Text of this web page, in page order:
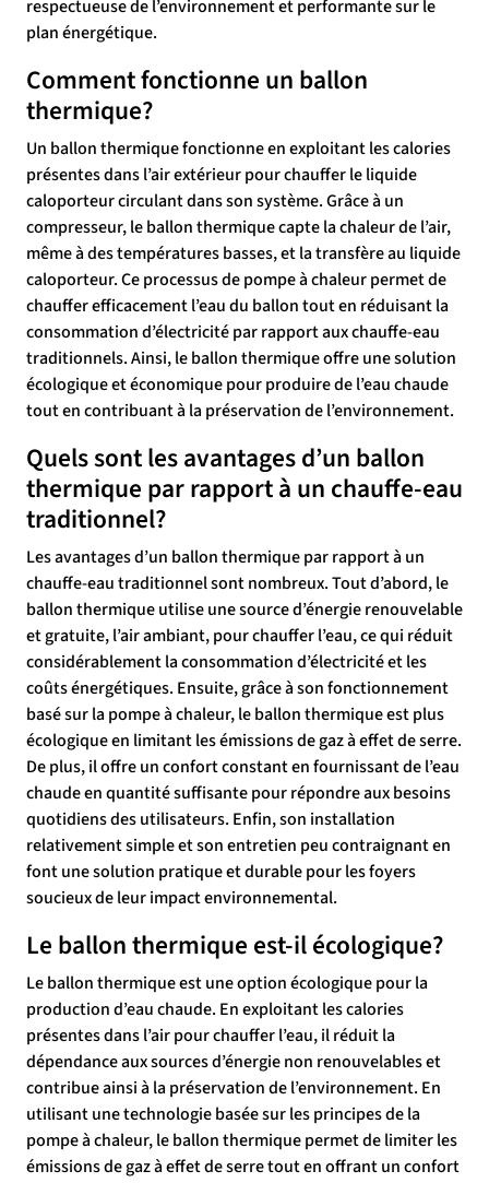
respectueuse de l’environnement et performante sur le
plan énergétique.
Comment fonctionne un ballon
thermique?
Un ballon thermique fonctionne en exploitant les calories
présentes dans l’air extérieur pour chauffer le liquide
caloporteur circulant dans son système. Grâce à un
compresseur, le ballon thermique capte la chaleur de l’air,
même à des températures basses, et la transfère au liquide
caloporteur. Ce processus de pompe à chaleur permet de
chauffer efficacement l’eau du ballon tout en réduisant la
consommation d’électricité par rapport aux chauffe-eau
traditionnels. Ainsi, le ballon thermique offre une solution
écologique et économique pour produire de l’eau chaude
tout en contribuant à la préservation de l’environnement.
Quels sont les avantages d’un ballon
thermique par rapport à un chauffe-eau
traditionnel?
Les avantages d’un ballon thermique par rapport à un
chauffe-eau traditionnel sont nombreux. Tout d’abord, le
ballon thermique utilise une source d’énergie renouvelable
et gratuite, l’air ambiant, pour chauffer l’eau, ce qui réduit
considérablement la consommation d’électricité et les
coûts énergétiques. Ensuite, grâce à son fonctionnement
basé sur la pompe à chaleur, le ballon thermique est plus
écologique en limitant les émissions de gaz à effet de serre.
De plus, il offre un confort constant en fournissant de l’eau
chaude en quantité suffisante pour répondre aux besoins
quotidiens des utilisateurs. Enfin, son installation
relativement simple et son entretien peu contraignant en
font une solution pratique et durable pour les foyers
soucieux de leur impact environnemental.
Le ballon thermique est-il écologique?
Le ballon thermique est une option écologique pour la
production d’eau chaude. En exploitant les calories
présentes dans l’air pour chauffer l’eau, il réduit la
dépendance aux sources d’énergie non renouvelables et
contribue ainsi à la préservation de l’environnement. En
utilisant une technologie basée sur les principes de la
pompe à chaleur, le ballon thermique permet de limiter les
émissions de gaz à effet de serre tout en offrant un confort